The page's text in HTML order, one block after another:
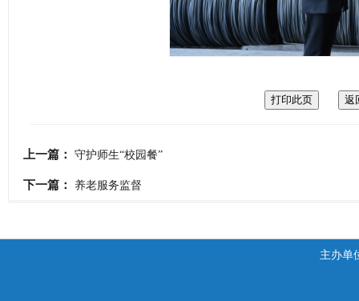
上一篇： 守护师生“校园餐”
下一篇： 养老服务监督
主办单